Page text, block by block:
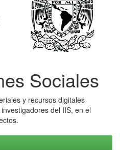
Sociales
y recursos digitales
del IIS, en el